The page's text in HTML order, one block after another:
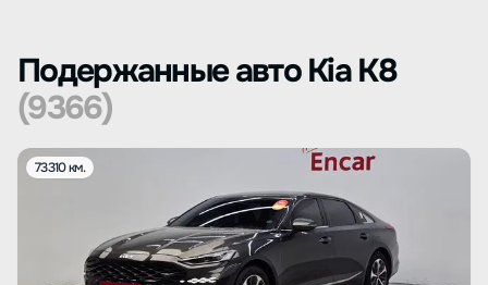
Подержанные авто Kia K8
(9366)
73310 км.